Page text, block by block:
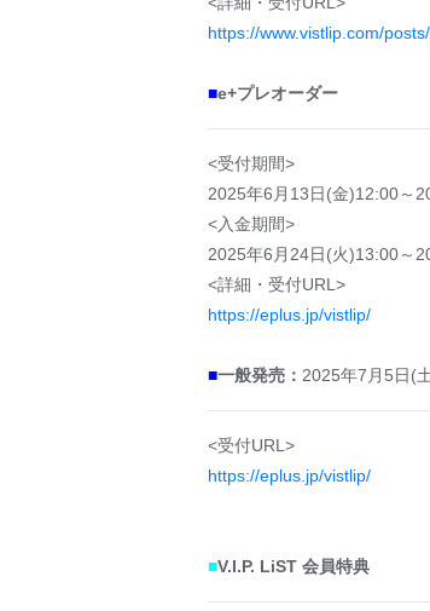
https://www.vistlip.com/
■e+プレオーダー
<受付期間>
2025年6月13日(金)12:00～
<入金期間>
2025年6月24日(火)13:00～
<詳細・受付URL>
https://eplus.jp/vistlip/
■一般発売： 2025年7月5日(
<受付URL>
https://eplus.jp/vistlip/
■V.I.P. LiST 会員特典